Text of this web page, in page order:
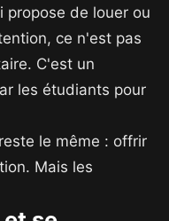
propose de louer ou
ce n'est pas
C'est un
les étudiants pour
le même : offrir
Mais les